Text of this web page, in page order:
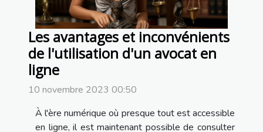
Les avantages et inconvénients
de l'utilisation d'un avocat en
ligne
10 novembre 2023 00:50
À l'ère numérique où presque tout est accessible
en ligne, il est maintenant possible de consulter